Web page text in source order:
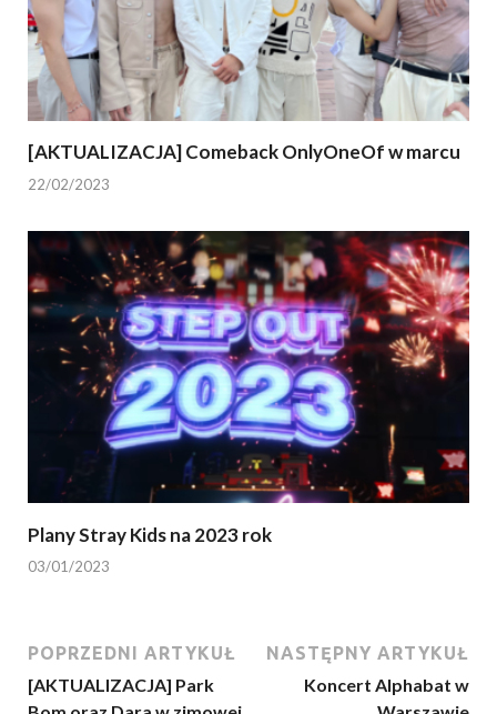
[AKTUALIZACJA] Comeback OnlyOneOf w marcu
22/02/2023
Plany Stray Kids na 2023 rok
03/01/2023
POPRZEDNI ARTYKUŁ
[AKTUALIZACJA] Park
NASTĘPNY ARTYKUŁ
Koncert Alphabat w